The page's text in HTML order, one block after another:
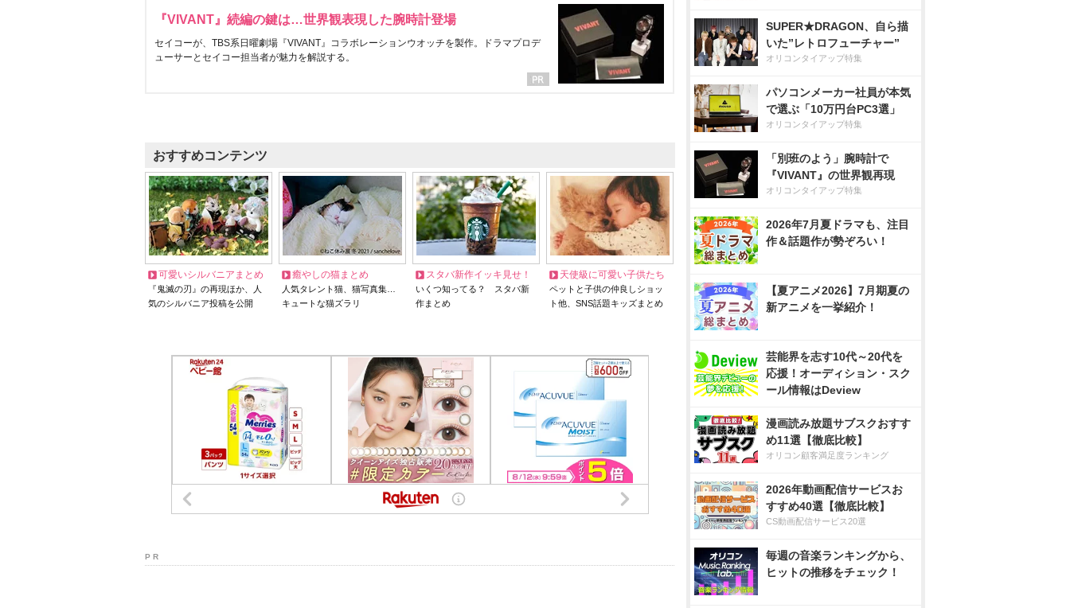
『VIVANT』続編の鍵は…世界観表現した腕時計登場
セイコーが、TBS系日曜劇場『VIVANT』コラボレーションウオッチを製作。ドラマプロデ
ューサーとセイコー担当者が魅力を解説する。
おすすめコンテンツ
可愛いシルバニアまとめ
『鬼滅の刃』の再現ほか、人
気のシルバニア投稿を公開
癒やしの猫まとめ
人気タレント猫、猫写真集…
キュートな猫ズラリ
スタバ新作イッキ見せ！
いくつ知ってる？ スタバ新
作まとめ
天使級に可愛い子供たち
ペットと子供の仲良しショッ
ト他、SNS話題キッズまとめ
P R
SUPER★DRAGON、自ら描
いた”レトロフューチャー”
オリコンタイアップ特集
パソコンメーカー社員が本気
で選ぶ「10万円台PC3選」
オリコンタイアップ特集
「別班のよう」腕時計で
『VIVANT』の世界観再現
オリコンタイアップ特集
2026年7月夏ドラマも、注目
作＆話題作が勢ぞろい！
【夏アニメ2026】7月期夏の
新アニメを一挙紹介！
芸能界を志す10代～20代を
応援！オーディション・スク
ール情報はDeview
漫画読み放題サブスクおすす
め11選【徹底比較】
オリコン顧客満足度ランキング
2026年動画配信サービスお
すすめ40選【徹底比較】
CS動画配信サービス20選
毎週の音楽ランキングから、
ヒットの推移をチェック！